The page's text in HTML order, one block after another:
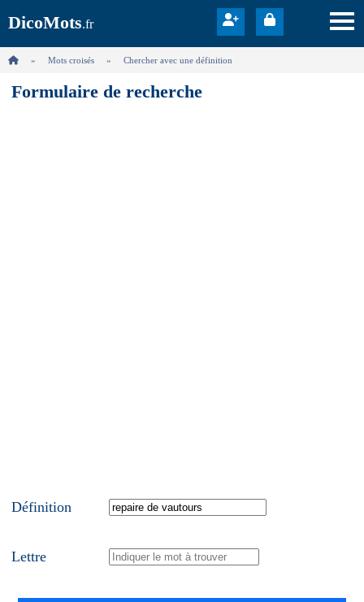
DicoMots.fr
Mots croisés Chercher avec une définition
Formulaire de recherche
Définition
Lettre